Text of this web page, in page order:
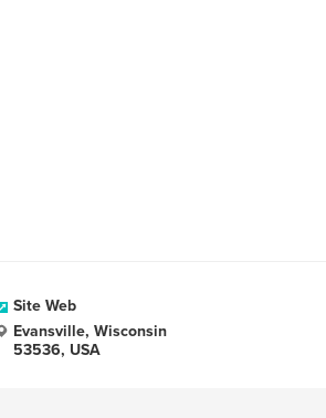
Site Web
Evansville, Wisconsin
53536, USA